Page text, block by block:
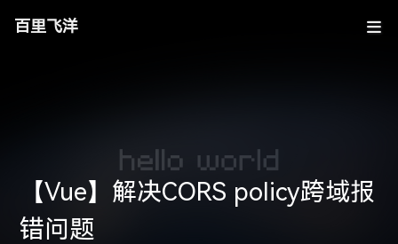
百里飞洋
【Vue】解决CORS policy跨域报
错问题